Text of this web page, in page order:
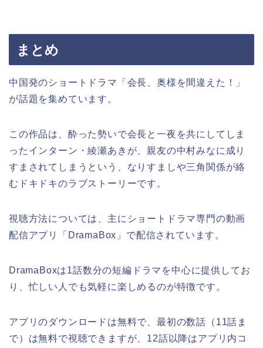
まとめ
中国発のショートドラマ「会長、奥様を間違えた！」
が話題を集めています。
この作品は、酔った勢いで会長と一夜を共にしてしま
ったインターン・綾瀬あきが、親友の中村みなに成り
すまされてしまうという、なりすましや三角関係が絡
むドキドキのラブストーリーです。
視聴方法については、主にショートドラマ専門の動画
配信アプリ「DramaBox」で配信されています。
DramaBoxは1話数分の短編ドラマを中心に提供してお
り、忙しい人でも気軽に楽しめるのが特徴です。
アプリのダウンロードは無料で、最初の数話（11話ま
で）は無料で視聴できますが、12話以降はアプリ内コ